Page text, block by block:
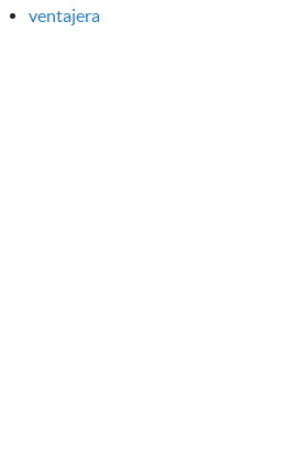
ventajera